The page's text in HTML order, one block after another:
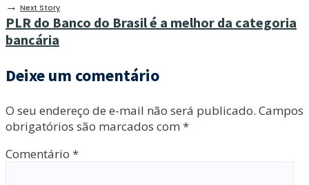
→ Next Story
PLR do Banco do Brasil é a melhor da categoria
bancária
Deixe um comentário
O seu endereço de e-mail não será publicado. Campos
obrigatórios são marcados com *
Comentário *